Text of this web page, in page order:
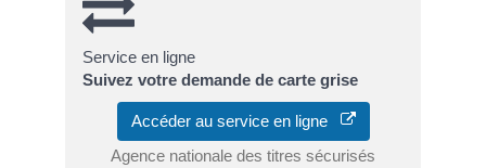
Service en ligne
Suivez votre demande de carte grise
Accéder au service en ligne
Agence nationale des titres sécurisés